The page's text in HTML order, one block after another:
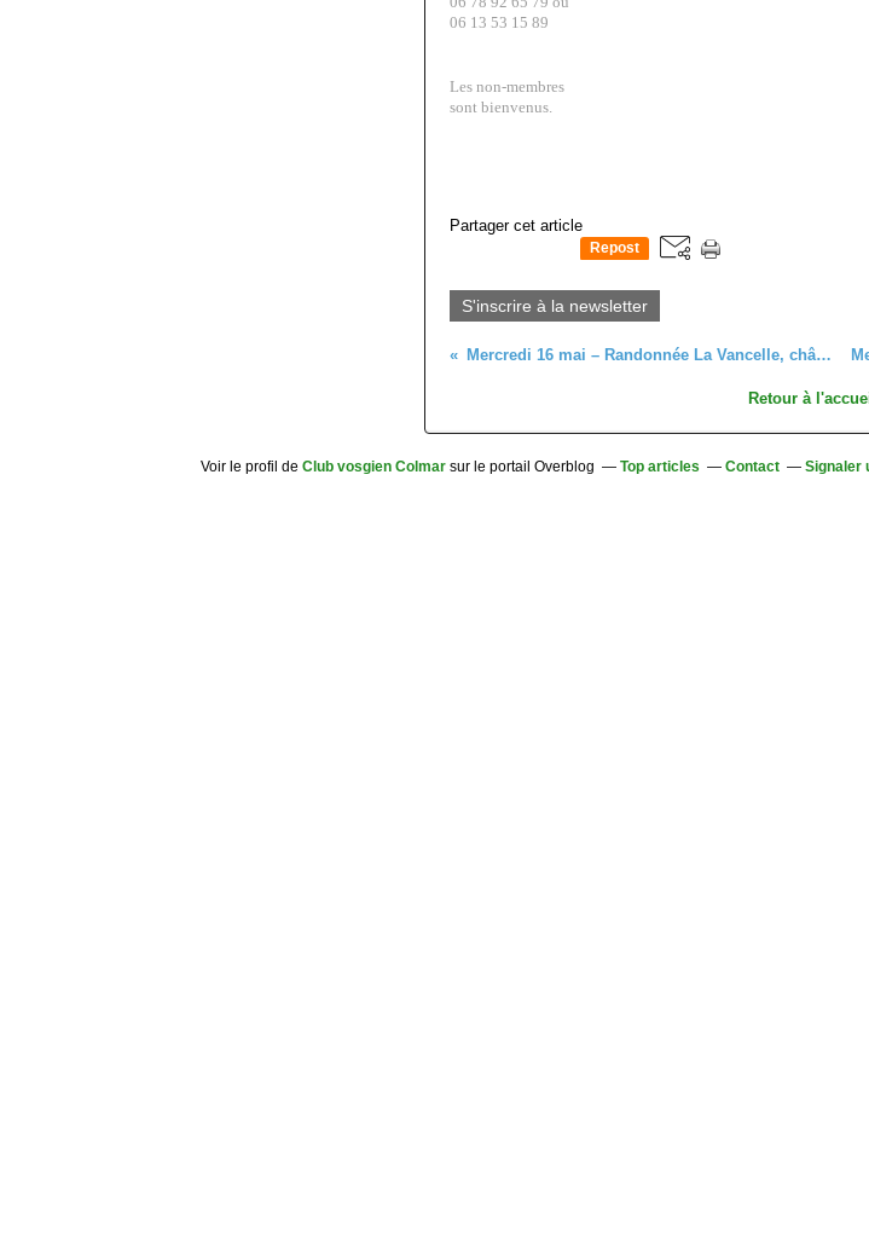
06 13 53 15 89
Les non-membres
sont bienvenus.
Partager cet article
Repost
S'inscrire à la newsletter
Mercredi 16 mai – Randonnée La Vancelle, château du Frankenbourg
Retour à
Voir le profil de Club vosgien Colmar sur le portail Overblog Top articles Contact Signaler